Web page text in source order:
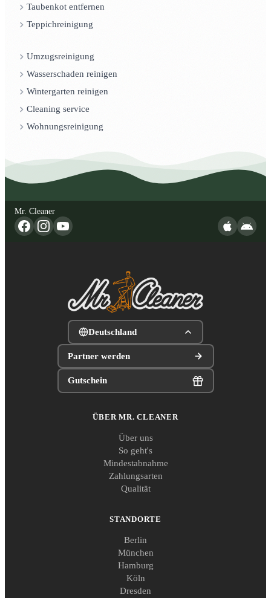
Taubenkot entfernen
Teppichreinigung
Umzugsreinigung
Wasserschaden reinigen
Wintergarten reinigen
Cleaning service
Wohnungsreinigung
Mr. Cleaner
Deutschland
Partner werden
Gutschein
ÜBER MR. CLEANER
Über uns
So geht's
Mindestabnahme
Zahlungsarten
Qualität
STANDORTE
Berlin
München
Hamburg
Köln
Dresden